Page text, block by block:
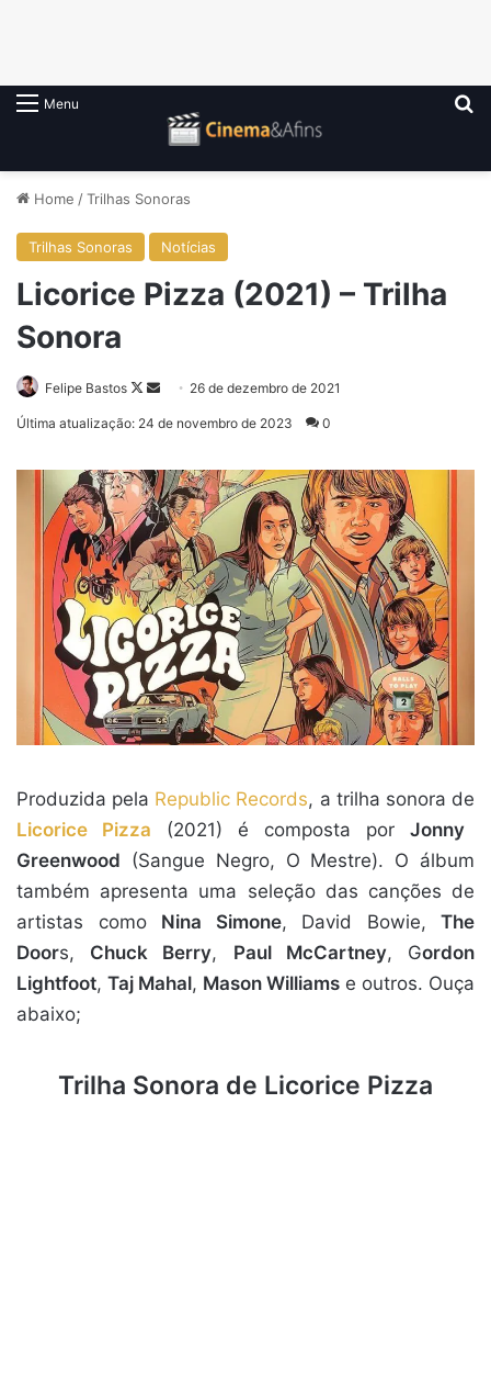
Menu
Home /Trilhas Sonoras
Trilhas Sonoras Notícias
Licorice Pizza (2021) – Trilha
Sonora
Felipe Bastos
Follow
Mande
mail
26 de dezembro de 2021
Última atualização: 24 de novembro de 2023 0
Produzida pela Republic Records, a trilha sonora de
Licorice Pizza (2021) é composta por Jonny
Greenwood (Sangue Negro, O Mestre). O álbum
também apresenta uma seleção das canções de
artistas como Nina Simone, David Bowie, The
Doors, Chuck Berry, Paul McCartney, Gordon
Lightfoot, Taj Mahal, Mason Williams e outros. Ouça
abaixo;
Trilha Sonora de Licorice Pizza